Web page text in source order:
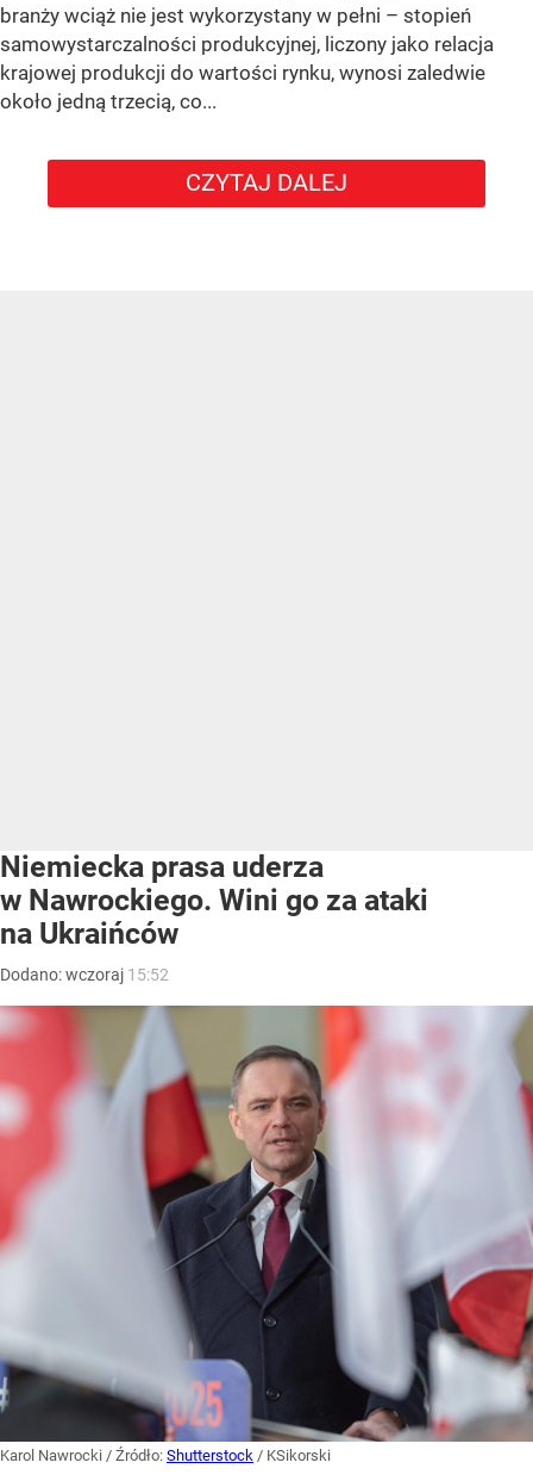
branży wciąż nie jest wykorzystany w pełni – stopień
samowystarczalności produkcyjnej, liczony jako relacja
krajowej produkcji do wartości rynku, wynosi zaledwie
około jedną trzecią, co...
CZYTAJ DALEJ
Niemiecka prasa uderza
w Nawrockiego. Wini go za ataki
na Ukraińców
Dodano:wczoraj 15:52
Karol Nawrocki / Źródło: Shutterstock / KSikorski